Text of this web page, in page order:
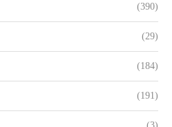
(390)
(29)
(184)
(191)